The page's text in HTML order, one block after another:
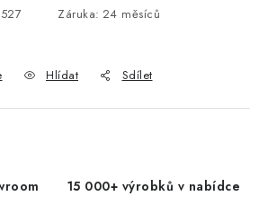
Záruka: 24 měsíců
Hlídat Sdílet
15 000+ výrobků v nabídce